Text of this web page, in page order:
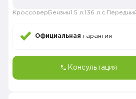
Кроссовер Бензин1.5 л. 136 л.с.
Официальная гарантия
Консультация